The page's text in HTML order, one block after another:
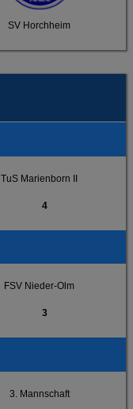
SV Horchheim
TuS Marienborn II
4
FSV Nieder-Olm
3
3. Mannschaft